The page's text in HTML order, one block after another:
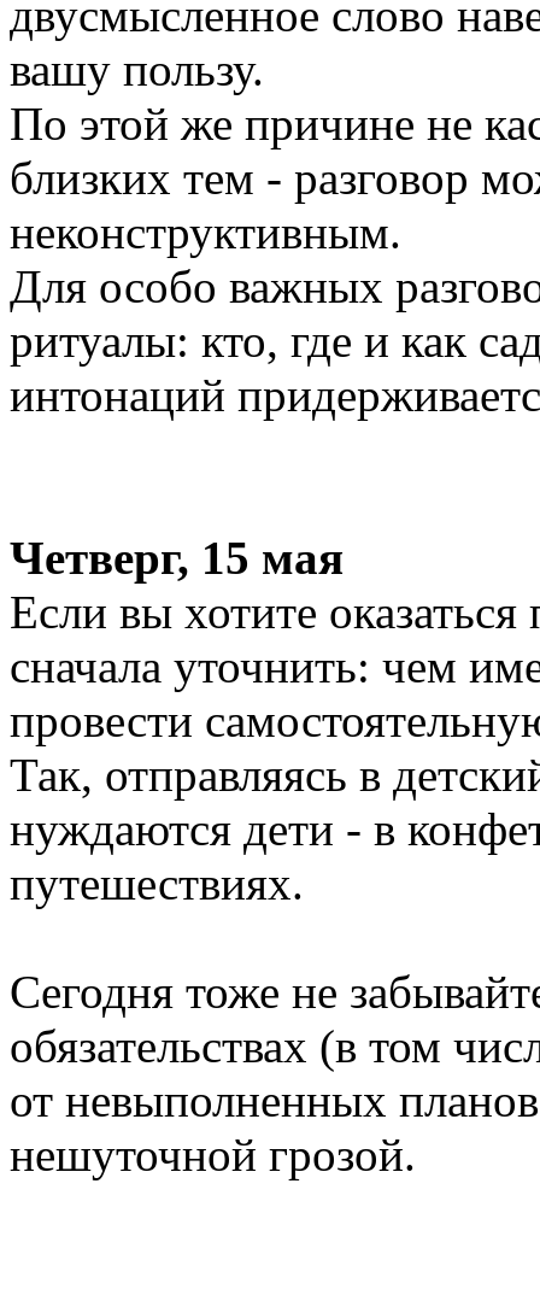
двусмысленное слово
вашу пользу.
По этой же причине не
близких тем - разговор
неконструктивным.
Для особо важных
ритуалы: кто, где и как
интонаций
Четверг, 15 мая
Если вы хотите
сначала уточнить: чем
провести
Так, отправляясь в
нуждаются дети - в
путешествиях.
Сегодня тоже не
обязательствах (в том
от невыполненных
нешуточной грозой.